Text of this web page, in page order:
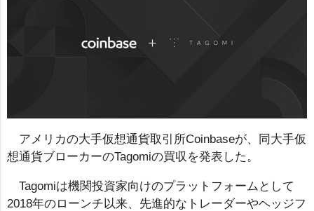
アメリカの大手仮想通貨取引所Coinbaseが、同大手仮
想通貨ブローカーのTagomiの買収を発表した。
Tagomiは機関投資家向けのプラットフォームとして
2018年のローンチ以来、先進的なトレーダーやヘッジフ